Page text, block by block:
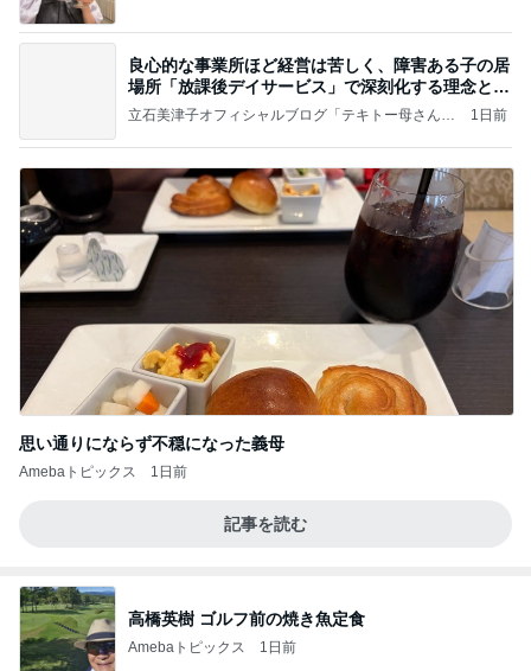
良心的な事業所ほど経営は苦しく、障害ある子の居
場所「放課後デイサービス」で深刻化する理念と現
実の
立石美津子オフィシャルブログ「テキトー母さんの
1日前
思い通りにならず不穏になった義母
Amebaトピックス 1日前
記事を読む
高橋英樹 ゴルフ前の焼き魚定食
Amebaトピックス 1日前